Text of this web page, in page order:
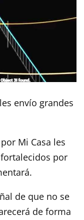
envío grandes
Mi Casa les
por
de que no se
de forma